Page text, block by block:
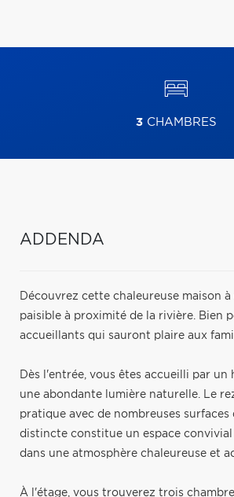
3CHAMBRES
ADDENDA
Découvrez cette chaleureuse maison
paisible à proximité de la rivière. Bien
accueillants qui sauront plaire aux
Dès l'entrée, vous êtes accueilli par
une abondante lumière naturelle. Le
pratique avec de nombreuses
distincte constitue un espace
dans une atmosphère chaleureuse et
À l'étage, vous trouverez trois